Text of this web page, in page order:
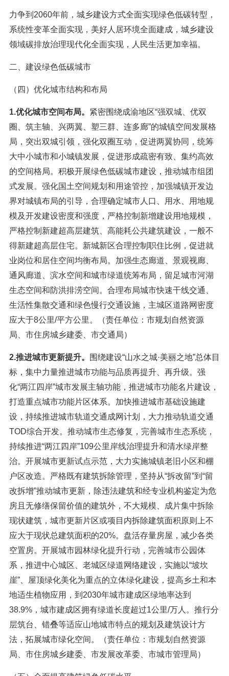
力争到2060年前，城乡建设方式全面实现绿色低碳转型，
系统性变革全面实现，美好人居环境全面建成，城乡建设
领域碳排放治理现代化全面实现，人民生活更加幸福。
二、建设绿色低碳城市
（四）优化城市结构和布局
1.优化城市空间布局。 紧密围绕成渝地区“强双城、优双
圈、筑主轴、兴两翼、塑三群、连多廊”的城镇空间发展格
局，突出双城引领，强化双圈互动，促进两翼协同，统筹
大中小城市和小城镇发展，促进形成疏密有致、集约高效
的空间格局。积极开展绿色低碳城市建设，推动城市组团
式发展。强化国土空间规划和用途管控，加强城镇开发边
界对城镇布局的引导，合理确定城市人口、用水、用地规
模及开发建设密度和强度，严格控制新增建设用地规模，
严格控制新建超高层建筑、高能耗公共建筑建设，一般不
得新建超高层住宅。新城新区合理控制职住比例，促进就
业岗位和居住空间均衡布局。加强生态廊道、景观视廊、
通风廊道、滨水空间和城市绿道统筹布局，留足城市河湖
生态空间和防洪排涝空间。合理布局城市快速干线交通、
生活性集散交通和绿色慢行交通设施，主城区道路网密度
应大于8公里/平方公里。（责任单位：市规划自然资源
局、市住房城乡建委、市交通局）
2.推进城市更新提升。
围绕建设“山水之城·美丽之地”总体目
标，集中力量推进城市功能与品质再提升、再升级。强
化“两江四岸”城市发展主轴功能，推进城市功能名片建设，
打造重点城市功能片区体系。加快推进城市基础设施建
设，持续推进城市轨道交通成网计划，大力推动轨道交通
TOD综合开发。推动城市生态修复，完善城市生态系统，
持续推进“两江四岸”109公里岸线治理提升和清水绿岸整
治。开展城市更新试点示范，大力实施城镇老旧小区和棚
户区改造。严格既有建筑拆除管理，坚持从“拆改留”到“留
改拆增”推动城市更新，除违法建筑和经专业机构鉴定为危
房且无修缮保留价值的建筑外，不大规模、成片集中拆除
现状建筑，城市更新片区或项目内拆除建筑面积原则上不
应大于现状总建筑面积的20%。盘活存量房屋，减少各类
空置房。开展城市园林绿化提升行动，完善城市公园体
系，推进中心城区、老城区绿道网络建设，实施以“坡坎
崖”、屋顶绿化美化为重点的立体绿化建设，提高乡土和本
地适生植物应用，到2030年城市建成区绿地率达到
38.9%，城市建成区拥有绿道长度超过1公里/万人。推行分
层筑台、错叠等适应山地城市特点的规划及建筑设计方
法，拓展城市绿化空间。（责任单位：市规划自然资源
局、市住房城乡建委、市发展改革委、市城市管理局）